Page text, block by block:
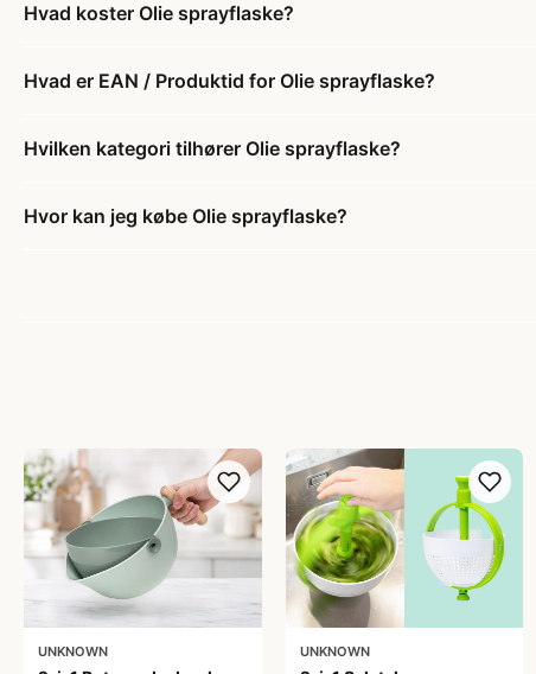
Hvad koster Olie sprayflaske?
Hvad er EAN / Produktid for Olie sprayflaske?
Hvilken kategori tilhører Olie sprayflaske?
Hvor kan jeg købe Olie sprayflaske?
UNKNOWN UNKNOWN